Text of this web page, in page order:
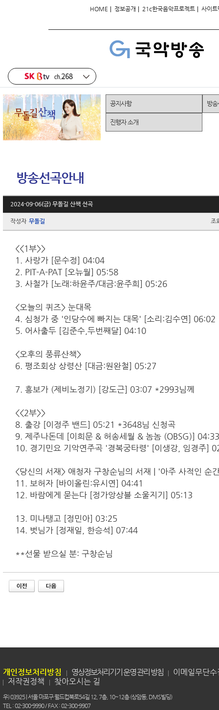
HOME | 정보공개 | 21c한국음악프로젝트 | 사이트
방송선곡안내
2024-09-06(금) 무돌길 산책 선곡
작성자 무돌길 조
<<1부>>
1. 사랑가 [문수정] 04:04
2. PIT-A-PAT [오뉴월] 05:58
3. 사철가 [노래:하윤주/대금:윤주희] 05:26
<오늘의 퀴즈> 눈대목
4. 심청가 중 '인당수에 빠지는 대목' [소리:김수연] 06:02
5. 어사출두 [김준수,두번째달] 04:10
<오후의 풍류산책>
6. 평조회상 상령산 [대금:원완철] 05:27
7. 흥보가 (제비노정기) [강도근] 03:07 *2993님께
<<2부>>
8. 출강 [이정주 밴드] 05:21 *3648님 신청곡
9. 제주나돈데 [이희문 & 허송세월 & 놈놈 (OBSG)]
10. 경기민요 기악연주곡 '경복궁타령' [이생강, 임경주]
<당신의 서재> 애청자 구창순님의 서재 | '아주 사적인 순
11. 보허자 [바이올린:유시연] 04:41
12. 바람에게 묻는다 [정가앙상블 소울지기] 05:13
13. 미나탱고 [정민아] 03:25
14. 벗님가 [정재일, 한승석] 07:44
**선물 받으실 분: 구창순님
공지사항 방
진행자 소개
개인정보처리방침 영상정보처리기기 운영 관리 방침
이메일무단
저작권정책
찾아오시는 길
우) 03925 | 서울 마포구 월드컵북로54길 12, 7층, 10~12층 (상암동, DMS빌딩)
TEL : 02-300-9990 / FAX : 02-300-9907